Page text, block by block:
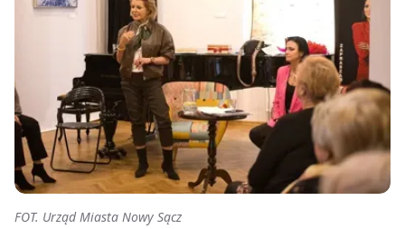
FOT. Urząd Miasta Nowy Sącz